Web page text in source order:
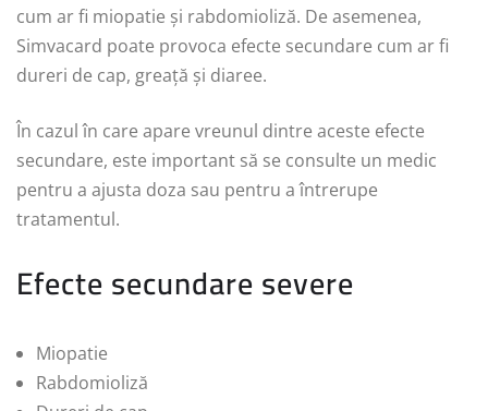
cum ar fi miopatie și rabdomioliză. De asemenea,
Simvacard poate provoca efecte secundare cum ar fi
dureri de cap, greață și diaree.
În cazul în care apare vreunul dintre aceste efecte
secundare, este important să se consulte un medic
pentru a ajusta doza sau pentru a întrerupe
tratamentul.
Efecte secundare severe
Miopatie
Rabdomioliză